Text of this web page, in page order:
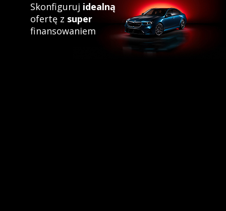
Skonfiguruj idealną
ofertę z super
finansowaniem